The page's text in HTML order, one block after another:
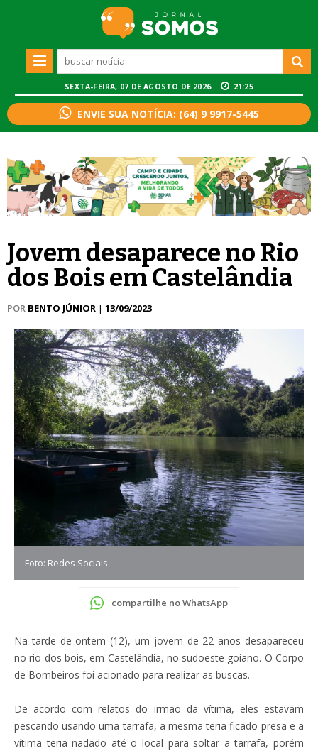
SEXTA-FEIRA, 07 DE AGOSTO DE 2026 21:25
ENVIE SUA NOTÍCIA: (64) 9 9917-5445
Jovem desaparece no Rio
dos Bois em Castelândia
POR BENTO JÚNIOR | 13/09/2023
Foto: Redes Sociais
compartilhe no WhatsApp
Na tarde de ontem (12), um jovem de 22 anos desapareceu
no rio dos bois, em Castelândia, no sudoeste goiano. O Corpo
de Bombeiros foi acionado para realizar as buscas.
De acordo com relatos do irmão da vítima, eles estavam
pescando usando uma tarrafa, a mesma teria ficado presa e a
vítima teria nadado até o local para soltar a tarrafa, porém